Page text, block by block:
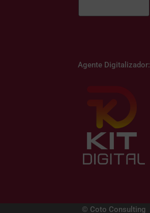
Agente Digitalizador:
© Coto Consulting